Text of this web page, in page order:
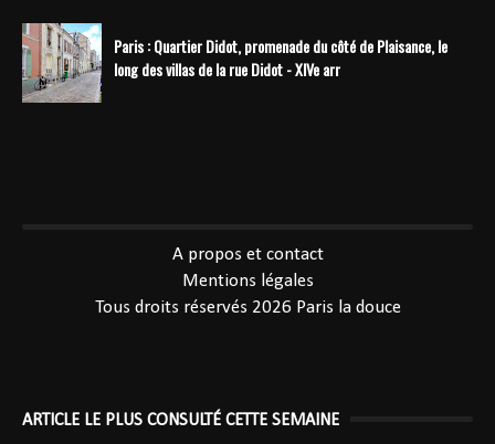
Paris : Quartier Didot, promenade du côté de Plaisance, le
long des villas de la rue Didot - XIVe arr
A propos et contact
Mentions légales
Tous droits réservés 2026 Paris la douce
ARTICLE LE PLUS CONSULTÉ CETTE SEMAINE